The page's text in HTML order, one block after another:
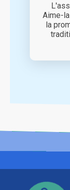
Aime-
la